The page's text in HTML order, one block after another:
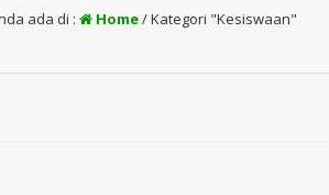
ada di : Home/Kategori "Kesiswaan"